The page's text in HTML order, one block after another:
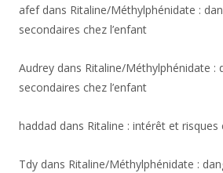
afefdans Ritaline/Méthylphénidate :
secondaires chez l’enfant
Audrey dans Ritaline/Méthylphénidate :
secondaires chez l’enfant
haddad dans Ritaline : intérêt et risques
Tdy dans Ritaline/Méthylphénidate :